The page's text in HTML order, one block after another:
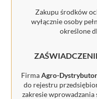
Zakupu środków
wyłącznie osoby
określone
FirmaAgro-
do rejestru
zakresie